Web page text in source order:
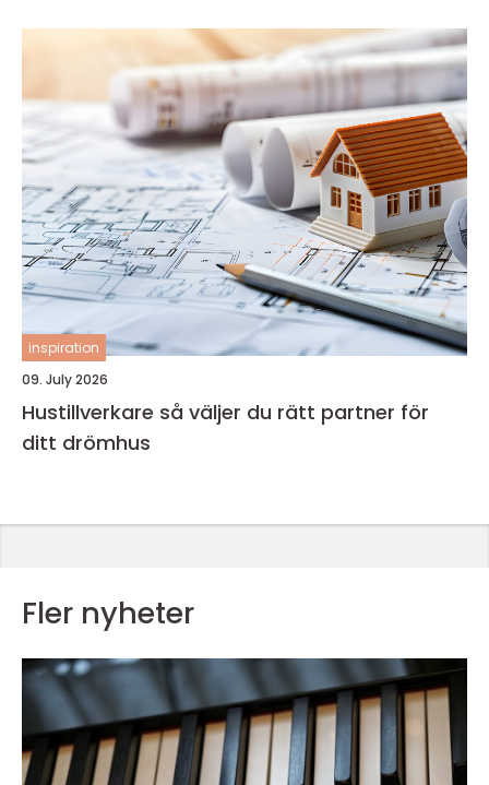
inspiration
09. July 2026
Hustillverkare så väljer du rätt partner för
ditt drömhus
Fler nyheter